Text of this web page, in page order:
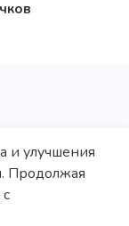
и улучшения
Продолжая
данных